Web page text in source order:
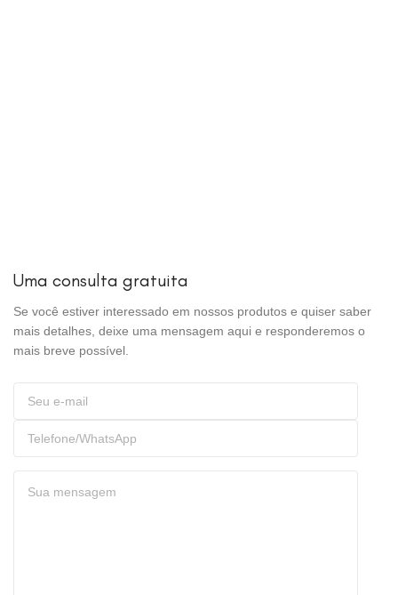
Uma consulta gratuita
Se você estiver interessado em nossos produtos e quiser saber
mais detalhes, deixe uma mensagem aqui e responderemos o
mais breve possível.